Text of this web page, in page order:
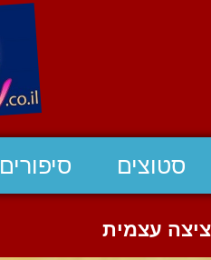
סטוצים סיפורים
עצמית